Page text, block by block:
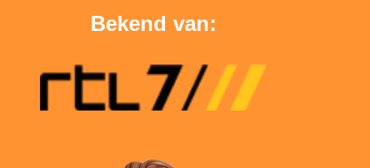
Bekend van: